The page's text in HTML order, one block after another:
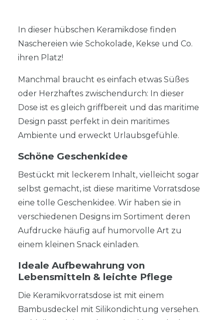
In dieser hübschen Keramikdose finden
Naschereien wie Schokolade, Kekse und Co.
ihren Platz!
Manchmal braucht es einfach etwas Süßes
oder Herzhaftes zwischendurch: In dieser
Dose ist es gleich griffbereit und das maritime
Design passt perfekt in dein maritimes
Ambiente und erweckt Urlaubsgefühle.
Schöne Geschenkidee
Bestückt mit leckerem Inhalt, vielleicht sogar
selbst gemacht, ist diese maritime Vorratsdose
eine tolle Geschenkidee. Wir haben sie in
verschiedenen Designs im Sortiment deren
Aufdrucke häufig auf humorvolle Art zu
einem kleinen Snack einladen.
Ideale Aufbewahrung von
Lebensmitteln & leichte Pflege
Die Keramikvorratsdose ist mit einem
Bambusdeckel mit Silikondichtung versehen.